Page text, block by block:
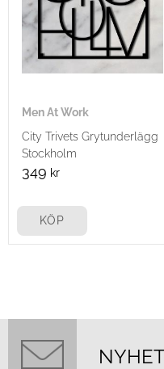
Men At Work
City Trivets Grytunderlägg
Stockholm
349 kr
KÖP